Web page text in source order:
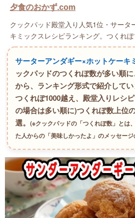
夕食のおかず.com
クックパッド殿堂入り人気1位・サータ
キミックスレシピランキング。つくれ
サーターアンダギー×ホットケーキ
ックパッドのつくれぽ数が多い順
から、ランキング形式で紹介してい
つくれぽ1000越え、殿堂入りレシ
の場合は多い順に)つくれぽ数上位
選。(※クックパッドの「つくれぽ数」とは
た人からの「美味しかったよ」のメッセー